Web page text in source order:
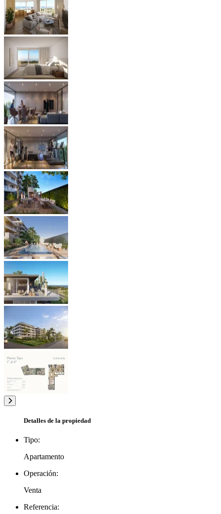
Detalles de la propiedad
Tipo:
Apartamento
Operación:
Venta
Referencia: